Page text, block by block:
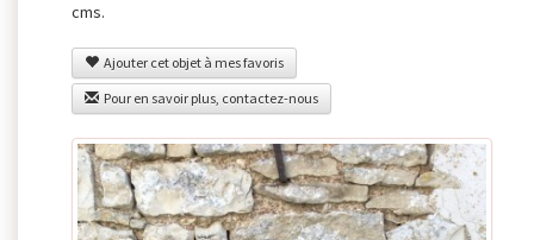
cms.
Ajouter cet objet à mes favoris
Pour en savoir plus, contactez-nous